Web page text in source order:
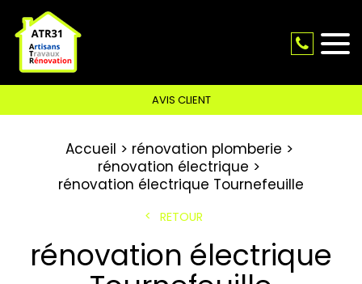
AVIS CLIENT
Accueil
rénovation plomberie
rénovation électrique
rénovation électrique Tournefeuille
RETOUR
rénovation électrique